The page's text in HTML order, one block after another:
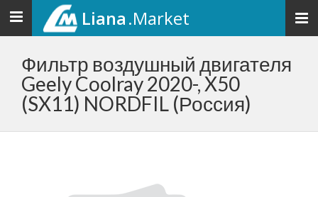
Toggle
navigation
Liana.Market
Фильтр воздушный двигателя
Geely Coolray 2020-, X50
(SX11) NORDFIL (Россия)